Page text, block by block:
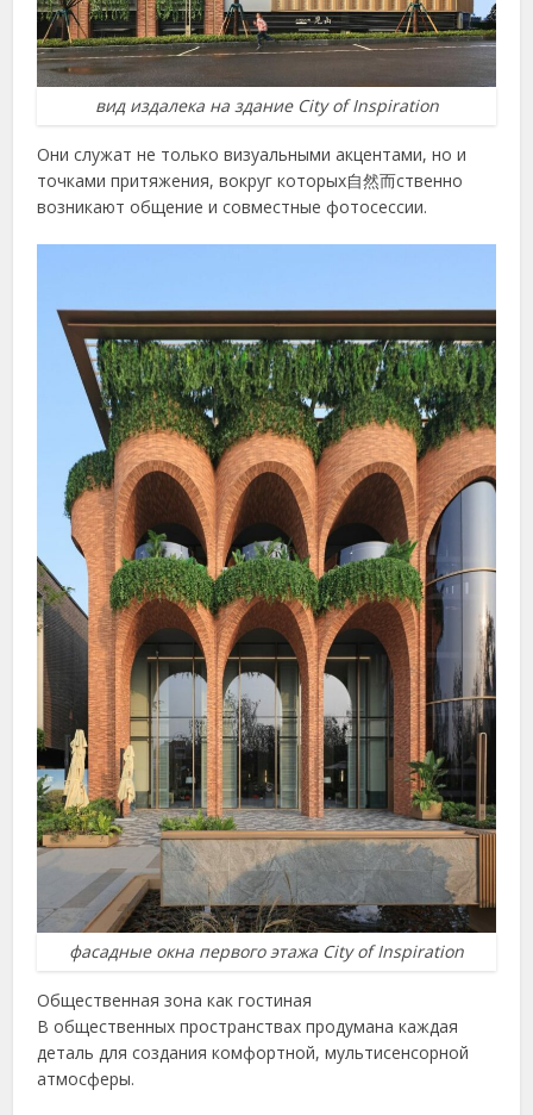
вид издалека на здание City of Inspiration
Они служат не только визуальными акцентами, но и
точками притяжения, вокруг которых自然而ственно
возникают общение и совместные фотосессии.
фасадные окна первого этажа City of Inspiration
Общественная зона как гостиная
В общественных пространствах продумана каждая
деталь для создания комфортной, мультисенсорной
атмосферы.